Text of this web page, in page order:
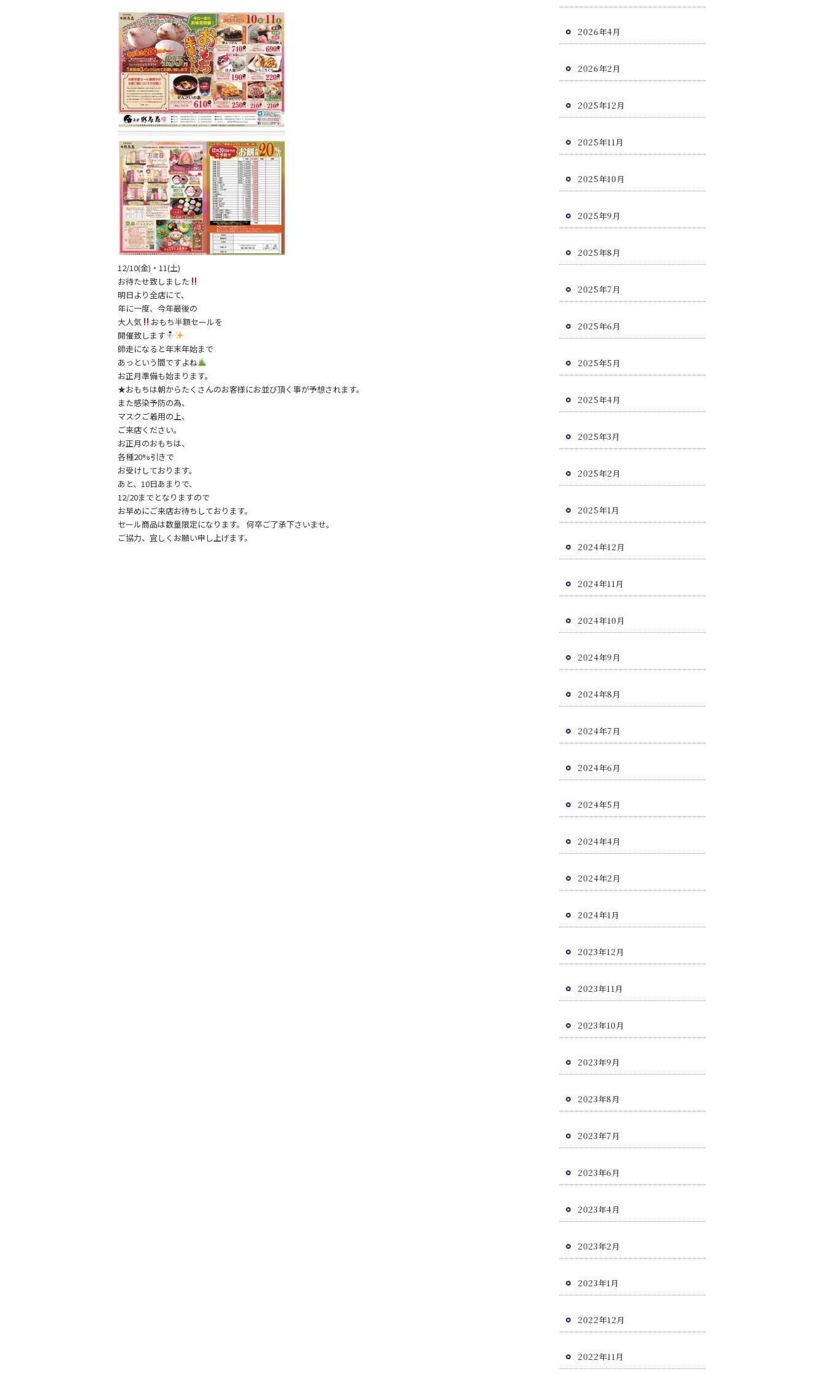
a
c
e
b
o
o
k
w
itt
er
n
e
12/10(金)・11(土)
お待たせ致しました
明日より全店にて、
年に一度、今年最後の
大人気
おもち半額セールを
開催致します
師走になると年末年始まで
あっという間ですよね
お正月準備も始まります。
★おもちは朝からたくさんのお客様にお並び頂く事が予想されます。
また感染予防の為、
マスクご着用の上、
ご来店ください。
お正月のおもちは、
各種20%引きで
お受けしております。
あと、10日あまりで、
12/20までとなりますので
お早めにご来店お待ちしております。
セール商品は数量限定になります。 何卒ご了承下さいませ。
ご協力、宜しくお願い申し上げます。
2026年4月
2026年2月
2025年12月
2025年11月
2025年10月
2025年9月
2025年8月
2025年7月
2025年6月
2025年5月
2025年4月
2025年3月
2025年2月
2025年1月
2024年12月
2024年11月
2024年10月
2024年9月
2024年8月
2024年7月
2024年6月
2024年5月
2024年4月
2024年2月
2024年1月
2023年12月
2023年11月
2023年10月
2023年9月
2023年8月
2023年7月
2023年6月
2023年4月
2023年2月
2023年1月
2022年12月
2022年11月